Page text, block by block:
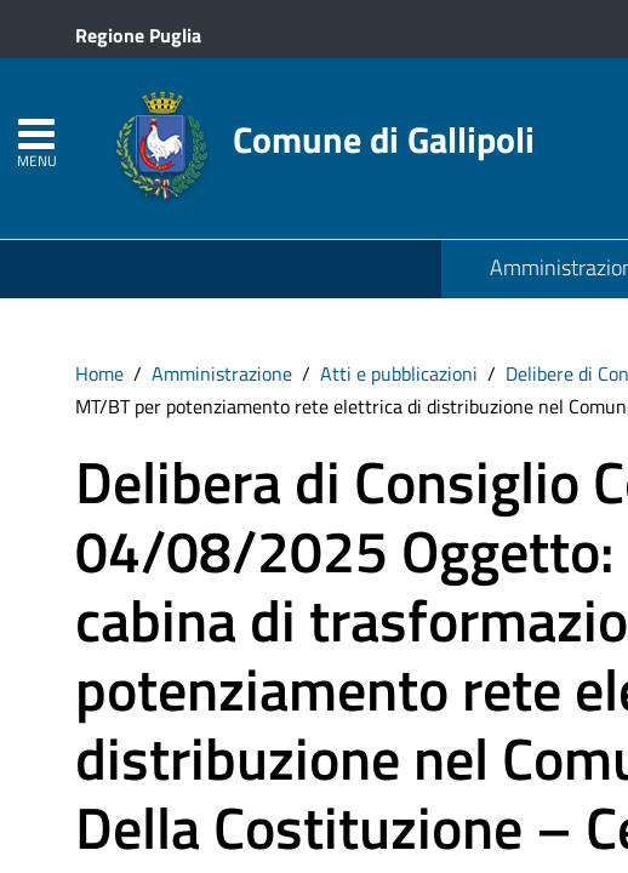
Regione Puglia
MENU Comune di Gallipoli
Home Amministrazione Atti e pubblicazioni Delibere di
MT/BT per potenziamento rete elettrica di distribuzione nel
Delibera di Consiglio
04/08/2025 Oggetto:
cabina di
potenziamento rete
distribuzione nel
Della Costituzione –